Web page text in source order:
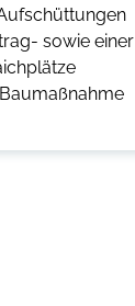
sowie einer